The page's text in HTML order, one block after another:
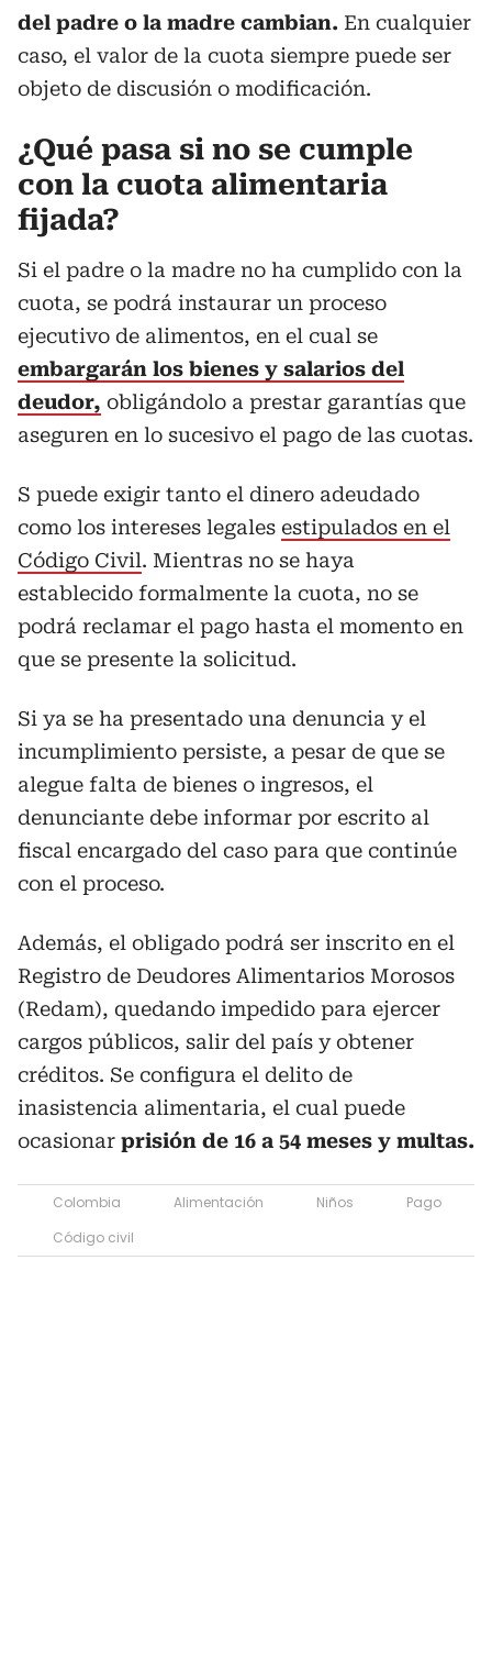
del padre o la madre cambian. En cualquier
caso, el valor de la cuota siempre puede ser
objeto de discusión o modificación.
¿Qué pasa si no se cumple
con la cuota alimentaria
fijada?
Si el padre o la madre no ha cumplido con la
cuota, se podrá instaurar un proceso
ejecutivo de alimentos, en el cual se
embargarán los bienes y salarios del
deudor, obligándolo a prestar garantías que
aseguren en lo sucesivo el pago de las cuotas.
S puede exigir tanto el dinero adeudado
como los intereses legales estipulados en el
Código Civil. Mientras no se haya
establecido formalmente la cuota, no se
podrá reclamar el pago hasta el momento en
que se presente la solicitud.
Si ya se ha presentado una denuncia y el
incumplimiento persiste, a pesar de que se
alegue falta de bienes o ingresos, el
denunciante debe informar por escrito al
fiscal encargado del caso para que continúe
con el proceso.
Además, el obligado podrá ser inscrito en el
Registro de Deudores Alimentarios Morosos
(Redam), quedando impedido para ejercer
cargos públicos, salir del país y obtener
créditos. Se configura el delito de
inasistencia alimentaria, el cual puede
ocasionar prisión de 16 a 54 meses y multas.
Colombia Alimentación Niños
Pago
Código civil